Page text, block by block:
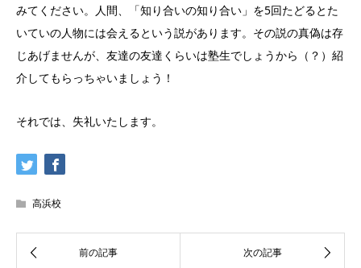
みてください。人間、「知り合いの知り合い」を5回たどるとた
いていの人物には会えるという説があります。その説の真偽は存
じあげませんが、友達の友達くらいは塾生でしょうから（？）紹
介してもらっちゃいましょう！
それでは、失礼いたします。
高浜校